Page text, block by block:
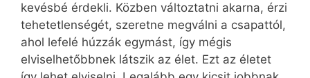
kevésbé érdekli. Közben változtatni akarna, érzi
tehetetlenségét, szeretne megválni a csapattól,
ahol lefelé húzzák egymást, így mégis
elviselhetőbbnek látszik az élet. Ezt az életet